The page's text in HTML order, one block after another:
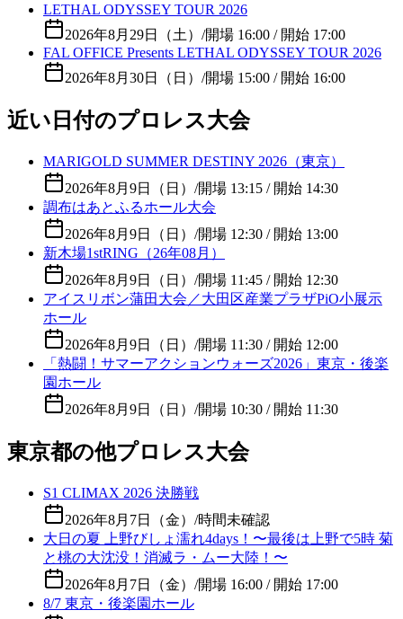
LETHAL ODYSSEY TOUR 2026
2026年8月29日（土） /開場 16:00 / 開始 17:00
FAL OFFICE Presents LETHAL ODYSSEY TOUR 2026
2026年8月30日（日） /開場 15:00 / 開始 16:00
近い日付のプロレス大会
MARIGOLD SUMMER DESTINY 2026（東京）
2026年8月9日（日） /開場 13:15 / 開始 14:30
調布はあとふるホール大会
2026年8月9日（日） /開場 12:30 / 開始 13:00
新木場1stRING（26年08月）
2026年8月9日（日） /開場 11:45 / 開始 12:30
アイスリボン蒲田大会／大田区産業プラザPiO小展示
ホール
2026年8月9日（日） /開場 11:30 / 開始 12:00
「熱闘！サマーアクションウォーズ2026」東京・後楽
園ホール
2026年8月9日（日） /開場 10:30 / 開始 11:30
東京都の他プロレス大会
S1 CLIMAX 2026 決勝戦
2026年8月7日（金） /時間未確認
大日の夏 上野びしょ濡れ4days！〜最後は上野で5時 菊
と桃の大沈没！消滅ラ・ムー大陸！〜
2026年8月7日（金） /開場 16:00 / 開始 17:00
8/7 東京・後楽園ホール